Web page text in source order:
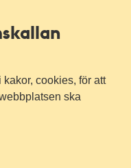
cookies, för att
ska